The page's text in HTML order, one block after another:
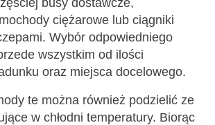
ciężarowe lub ciągniki
Wybór odpowiedniego
wszystkim od ilości
oraz miejsca docelowego.
te można również podzielić ze
w chłodni temperatury. Biorąc